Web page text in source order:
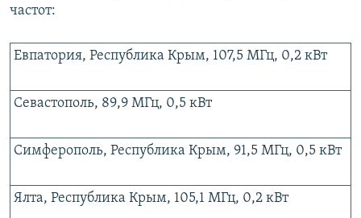
частот:
Евпатория, Республика Крым, 107,5 МГц, 0,2 кВт
Севастополь, 89,9 МГц, 0,5 кВт
Симферополь, Республика Крым, 91,5 МГц, 0,5 кВт
Ялта, Республика Крым, 105,1 МГц, 0,2 кВт